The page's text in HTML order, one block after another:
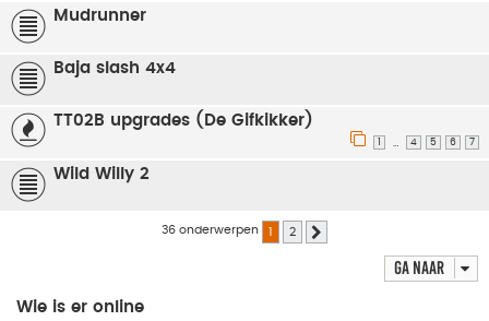
Mudrunner
Baja slash 4x4
TT02B upgrades (De Gifkikker)
… 4 5 6 7
Wild Willy 2
36 onderwerpen 1 2
Ga naar
Wie is er online